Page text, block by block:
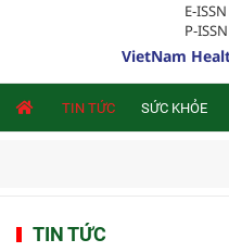
E-
P-
VietNam
TIN TỨC SỨC KHỎE
TIN TỨC